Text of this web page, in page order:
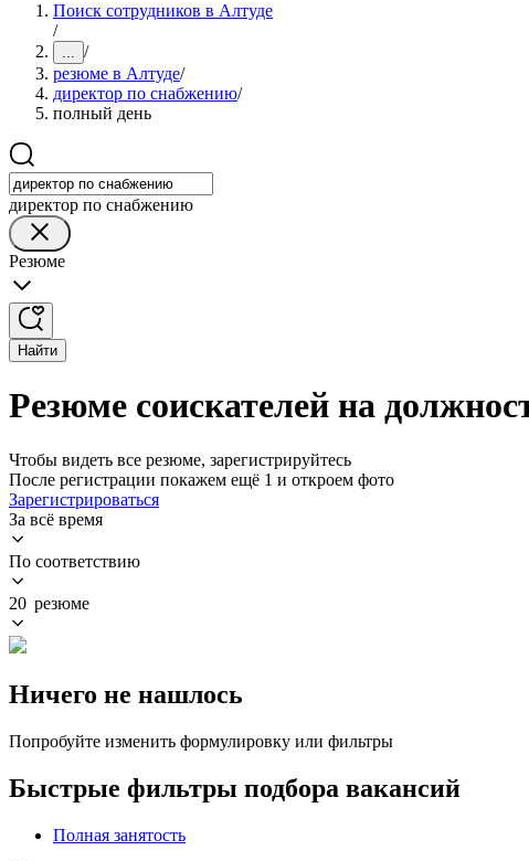
Поиск сотрудников в Алтуде
/
... /
резюме в Алтуде/
директор по снабжению/
полный день
директор по снабжению
Резюме
Найти
Резюме соискателей на
Чтобы видеть все резюме, зарегистрируйтесь
После регистрации покажем ещё 1 и откроем фото
Зарегистрироваться
За всё время
По соответствию
20 резюме
Ничего не нашлось
Попробуйте изменить формулировку или фильтры
Быстрые фильтры подбора вакансий
Полная занятость